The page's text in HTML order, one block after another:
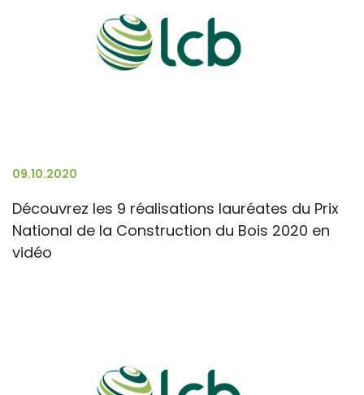
09.10.2020
Découvrez les 9 réalisations lauréates du Prix
National de la Construction du Bois 2020 en
vidéo